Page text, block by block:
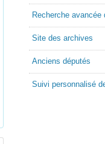
Recherche avancée
Site des archives
Anciens députés
Suivi personnalisé